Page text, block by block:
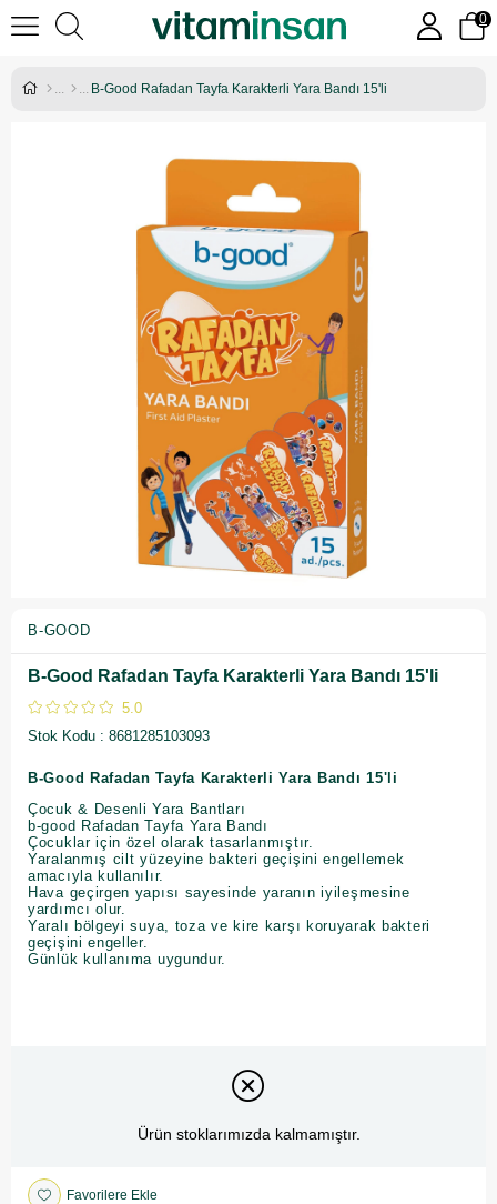
0
B-Good Rafadan Tayfa Karakterli Yara Bandı 15'li
B-GOOD
B-Good Rafadan Tayfa Karakterli Yara Bandı 15'li
5.0
Stok Kodu
8681285103093
B-Good Rafadan Tayfa Karakterli Yara Bandı 15'li
Çocuk & Desenli Yara Bantları
b-good Rafadan Tayfa Yara Bandı
Çocuklar için özel olarak tasarlanmıştır.
Yaralanmış cilt yüzeyine bakteri geçişini engellemek
amacıyla kullanılır.
Hava geçirgen yapısı sayesinde yaranın iyileşmesine
yardımcı olur.
Yaralı bölgeyi suya, toza ve kire karşı koruyarak bakteri
geçişini engeller.
Günlük kullanıma uygundur.
Ürün stoklarımızda kalmamıştır.
Favorilere Ekle